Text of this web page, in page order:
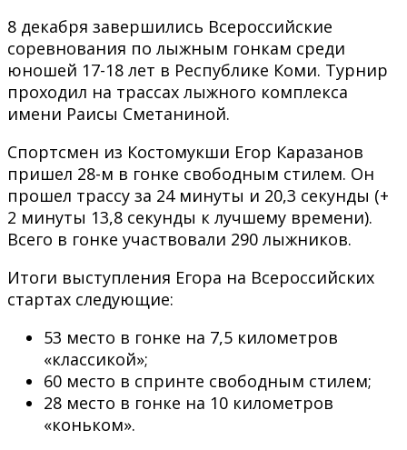
8 декабря завершились Всероссийские
соревнования по лыжным гонкам среди
юношей 17-18 лет в Республике Коми. Турнир
проходил на трассах лыжного комплекса
имени Раисы Сметаниной.
Спортсмен из Костомукши Егор Каразанов
пришел 28-м в гонке свободным стилем. Он
прошел трассу за 24 минуты и 20,3 секунды (+
2 минуты 13,8 секунды к лучшему времени).
Всего в гонке участвовали 290 лыжников.
Итоги выступления Егора на Всероссийских
стартах следующие:
53 место в гонке на 7,5 километров
«классикой»;
60 место в спринте свободным стилем;
28 место в гонке на 10 километров
«коньком».